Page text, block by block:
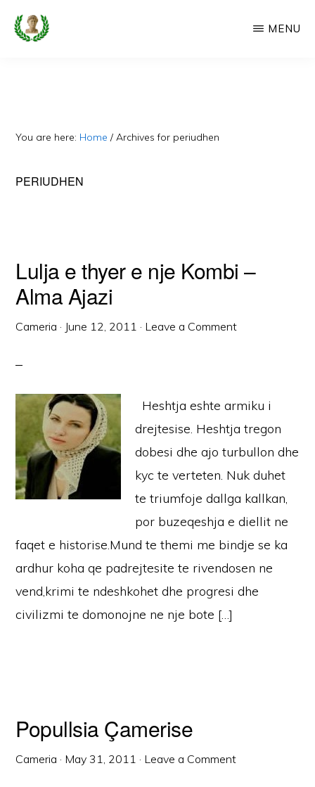
Skip
Faqe
Dedikuar
MENU
You are here: Home / Archives for periudhen
PERIUDHEN
Lulja e thyer e nje Kombi –
Alma Ajazi
Cameria · June 12, 2011 · Leave a Comment
Heshtja eshte armiku i
drejtesise. Heshtja tregon
dobesi dhe ajo turbullon dhe
kyc te verteten. Nuk duhet
te triumfoje dallga kallkan,
por buzeqeshja e diellit ne
faqet e historise.Mund te themi me bindje se ka
ardhur koha qe padrejtesite te rivendosen ne
vend,krimi te ndeshkohet dhe progresi dhe
civilizmi te domonojne ne nje bote […]
Popullsia Çamerise
Cameria · May 31, 2011 · Leave a Comment